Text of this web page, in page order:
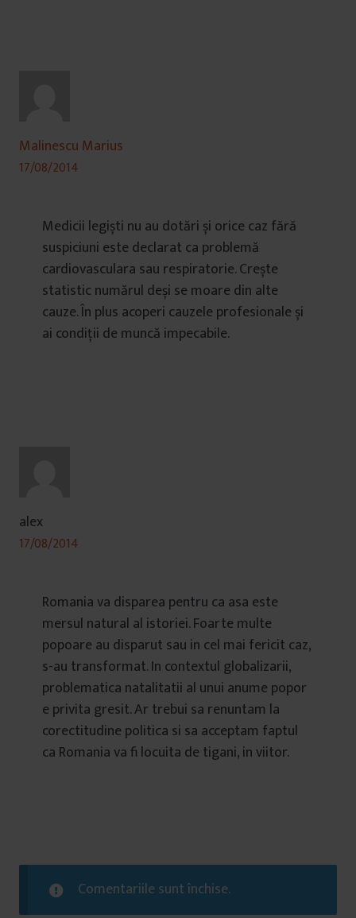
Malinescu Marius
17/08/2014
Medicii legiști nu au dotări și orice caz fără
suspiciuni este declarat ca problemă
cardiovasculara sau respiratorie. Crește
statistic numărul deși se moare din alte
cauze. În plus acoperi cauzele profesionale și
ai condiții de muncă impecabile.
alex
17/08/2014
Romania va disparea pentru ca asa este
mersul natural al istoriei. Foarte multe
popoare au disparut sau in cel mai fericit caz,
s-au transformat. In contextul globalizarii,
problematica natalitatii al unui anume popor
e privita gresit. Ar trebui sa renuntam la
corectitudine politica si sa acceptam faptul
ca Romania va fi locuita de tigani, in viitor.
Comentariile sunt închise.